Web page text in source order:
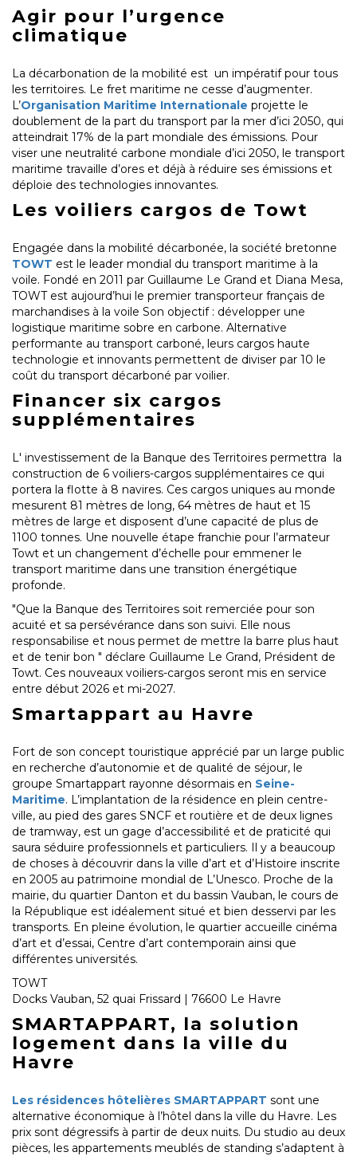
Agir pour l’urgence
climatique
La décarbonation de la mobilité est un impératif pour tous
les territoires. Le fret maritime ne cesse d’augmenter.
L’Organisation Maritime Internationale projette le
doublement de la part du transport par la mer d’ici 2050, qui
atteindrait 17% de la part mondiale des émissions. Pour
viser une neutralité carbone mondiale d’ici 2050, le transport
maritime travaille d’ores et déjà à réduire ses émissions et
déploie des technologies innovantes.
Les voiliers cargos de Towt
Engagée dans la mobilité décarbonée, la société bretonne
TOWT est le leader mondial du transport maritime à la
voile. Fondé en 2011 par Guillaume Le Grand et Diana Mesa,
TOWT est aujourd’hui le premier transporteur français de
marchandises à la voile Son objectif : développer une
logistique maritime sobre en carbone. Alternative
performante au transport carboné, leurs cargos haute
technologie et innovants permettent de diviser par 10 le
coût du transport décarboné par voilier.
Financer six cargos
supplémentaires
L' investissement de la Banque des Territoires permettra la
construction de 6 voiliers-cargos supplémentaires ce qui
portera la flotte à 8 navires. Ces cargos uniques au monde
mesurent 81 mètres de long, 64 mètres de haut et 15
mètres de large et disposent d’une capacité de plus de
1100 tonnes. Une nouvelle étape franchie pour l’armateur
Towt et un changement d’échelle pour emmener le
transport maritime dans une transition énergétique
profonde.
"Que la Banque des Territoires soit remerciée pour son
acuité et sa persévérance dans son suivi. Elle nous
responsabilise et nous permet de mettre la barre plus haut
et de tenir bon " déclare Guillaume Le Grand, Président de
Towt. Ces nouveaux voiliers-cargos seront mis en service
entre début 2026 et mi-2027.
Smartappart au Havre
Fort de son concept touristique apprécié par un large public
en recherche d’autonomie et de qualité de séjour, le
groupe Smartappart rayonne désormais en Seine-
Maritime. L’implantation de la résidence en plein centre-
ville, au pied des gares SNCF et routière et de deux lignes
de tramway, est un gage d’accessibilité et de praticité qui
saura séduire professionnels et particuliers. Il y a beaucoup
de choses à découvrir dans la ville d’art et d’Histoire inscrite
en 2005 au patrimoine mondial de L’Unesco. Proche de la
mairie, du quartier Danton et du bassin Vauban, le cours de
la République est idéalement situé et bien desservi par les
transports. En pleine évolution, le quartier accueille cinéma
d’art et d’essai, Centre d’art contemporain ainsi que
différentes universités.
TOWT
Docks Vauban, 52 quai Frissard | 76600 Le Havre
SMARTAPPART, la solution
logement dans la ville du
Havre
Les résidences hôtelières SMARTAPPART sont une
alternative économique à l’hôtel dans la ville du Havre. Les
prix sont dégressifs à partir de deux nuits. Du studio au deux
pièces, les appartements meublés de standing s’adaptent à